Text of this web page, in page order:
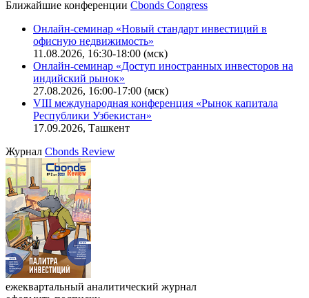
Ближайшие конференции Cbonds Congress
Онлайн-семинар «Новый стандарт инвестиций в
офисную недвижимость»
11.08.2026, 16:30-18:00 (мск)
Онлайн-семинар «Доступ иностранных инвесторов на
индийский рынок»
27.08.2026, 16:00-17:00 (мск)
VIII международная конференция «Рынок капитала
Республики Узбекистан»
17.09.2026, Ташкент
Журнал Cbonds Review
ежеквартальный аналитический журнал